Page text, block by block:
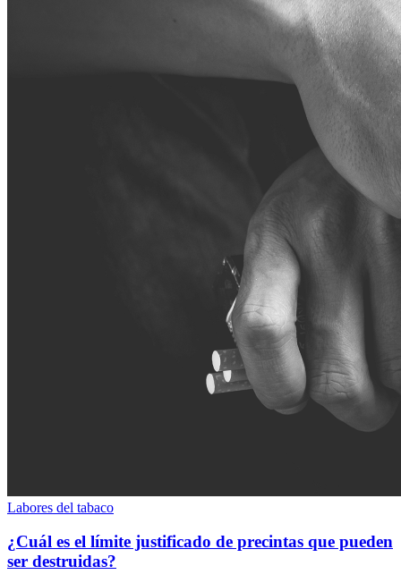
Labores del tabaco
¿Cuál es el límite justificado de precintas que pueden
ser destruidas?